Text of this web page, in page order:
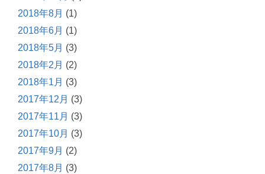
2018年8月 (1)
2018年6月 (1)
2018年5月 (3)
2018年2月 (2)
2018年1月 (3)
2017年12月 (3)
2017年11月 (3)
2017年10月 (3)
2017年9月 (2)
2017年8月 (3)